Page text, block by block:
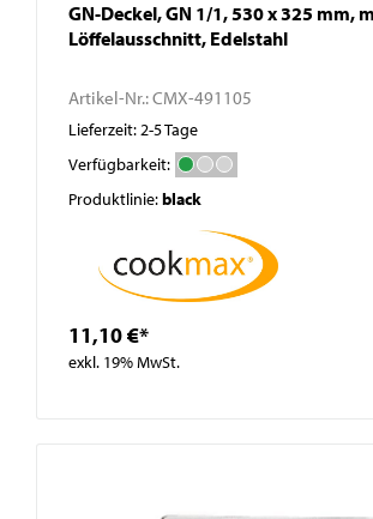
GN-Deckel, GN 1/1, 530 x 325 mm,
Löffelausschnitt, Edelstahl
Artikel-Nr.:CMX-491105
Lieferzeit: 2-5 Tage
Verfügbarkeit:
Produktlinie:black
11,10 €*
exkl. 19% MwSt.